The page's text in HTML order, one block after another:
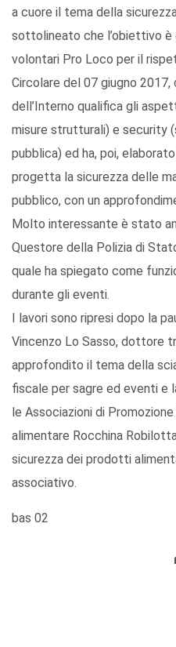
a cuore il tema della
sottolineato che l’obiettivo è
volontari Pro Loco per il
Circolare del 07 giugno
dell’Interno qualifica gli
misure strutturali) e security
pubblica) ed ha, poi,
progetta la sicurezza delle
pubblico, con un
Molto interessante è stato
Questore della Polizia di
quale ha spiegato come
durante gli eventi.
I lavori sono ripresi dopo la
Vincenzo Lo Sasso, dottore
approfondito il tema della
fiscale per sagre ed eventi e
le Associazioni di
alimentare Rocchina
sicurezza dei prodotti
associativo.
bas 02